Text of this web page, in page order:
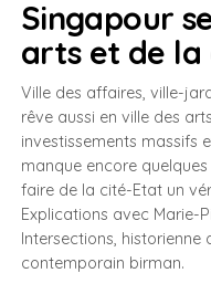
Singapour
arts et de la
Ville des affaires, ville-
rêve aussi en ville des
investissements massifs
manque encore
faire de la cité-Etat un
Explications avec Marie-
Intersections, historienne
contemporain birman.